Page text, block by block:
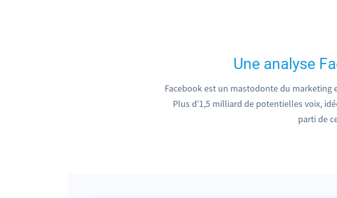
Une analyse
Facebook est un mastodonte du marketing
Plus d’1,5 milliard de potentielles voix,
parti de